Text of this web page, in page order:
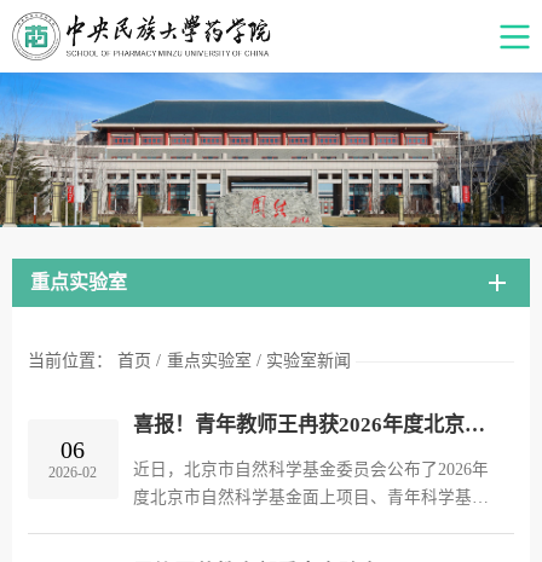
重点实验室
当前位置： 首页 / 重点实验室 / 实验室新闻
06
2026-02
喜报！青年教师王冉获2026年度北京市自然科学基金青年项目立项
近日，北京市自然科学基金委员会公布了2026年
度北京市自然科学基金面上项目、青年科学基金